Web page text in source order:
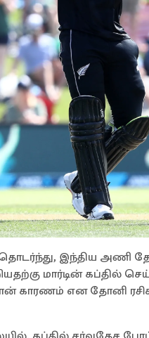
இந்திய அணி
மார்டின் கப்தில்
காரணம் என தோனி